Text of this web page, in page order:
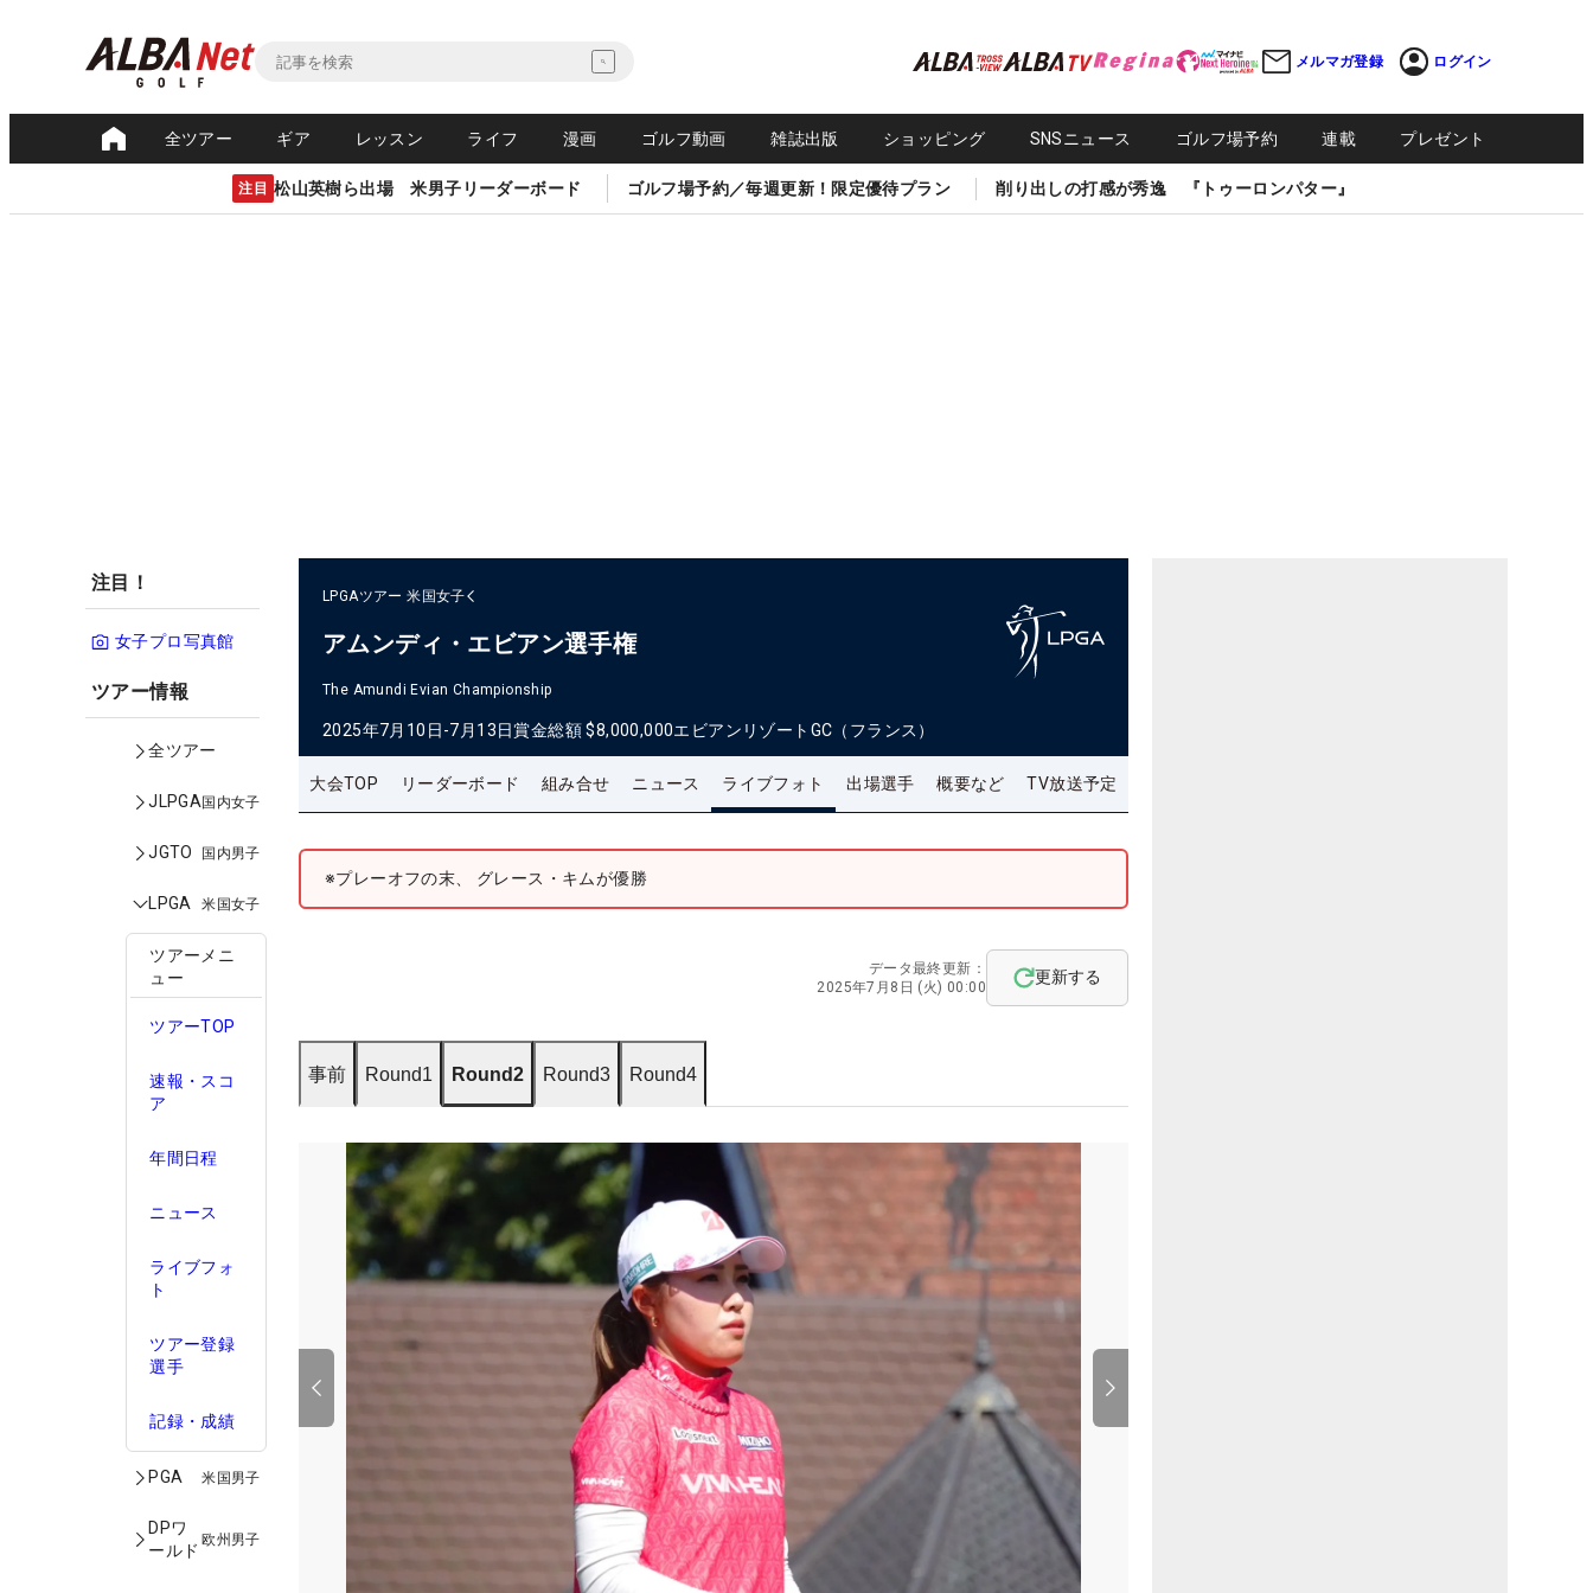
メルマガ登録 ログイン
全ツアー ギア レッスン ライフ 漫画 ゴルフ動画 雑誌出版 ショッピング SNSニュース ゴルフ場予約 連載 プレゼント
注目 松山英樹ら出場 米男子リーダーボード ゴルフ場予約／毎週更新！限定優待プラン 削り出しの打感が秀逸 『トゥーロンパター』
注目！
女子プロ写真館
ツアー情報
全ツアー
JLPGA国内女子
JGTO 国内男子
LPGA 米国女子
ツアーメニ
ュー
ツアーTOP
速報・スコ
ア
年間日程
ニュース
ライブフォ
ト
ツアー登録
選手
記録・成績
PGA 米国男子
DPワ
ールド
欧州男子
LPGAツアー 米国女子
アムンディ・エビアン選手権
The Amundi Evian Championship
2025年7月10日-7月13日賞金総額 $8,000,000エビアンリゾートGC（フランス）
大会TOP リーダーボード 組み合せ ニュース ライブフォト 出場選手 概要など TV放送予定
※プレーオフの末、 グレース・キムが優勝
データ最終更新：
2025年7月8日 (火) 00:00
更新する
事前 Round1 Round2 Round3 Round4